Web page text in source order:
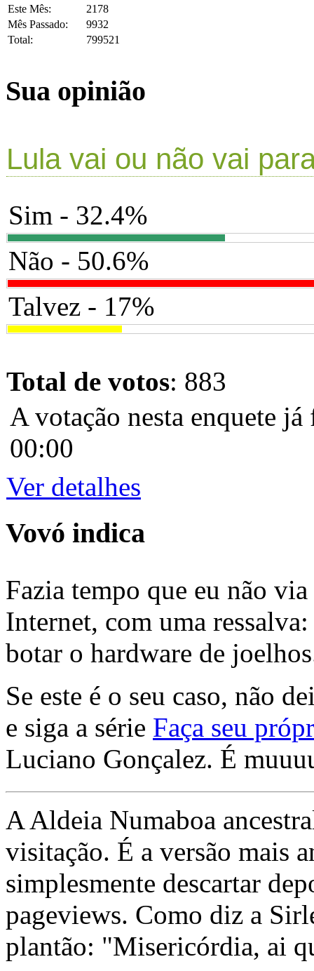
Este Mês:
2178
Mês Passado:
9932
Total:
799521
Sua opinião
Lula vai ou não vai
Sim - 32.4%
Não - 50.6%
Talvez - 17%
Total de votos: 883
A votação nesta enquete
00:00
Ver detalhes
Vovó indica
Fazia tempo que eu não
Internet, com uma
botar o hardware de
Se este é o seu caso, não
e siga a série Faça seu
Luciano Gonçalez. É
A Aldeia Numaboa
visitação. É a versão mais
simplesmente descartar
pageviews. Como diz a
plantão: "Misericórdia, ai